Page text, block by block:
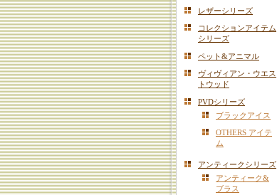
レザーシリーズ
コレクションアイテム
シリーズ
ペット&アニマル
ヴィヴィアン・ウエス
トウッド
PVDシリーズ
ブラックアイス
OTHERS アイテ
ム
アンティークシリーズ
アンティーク&
ブラス